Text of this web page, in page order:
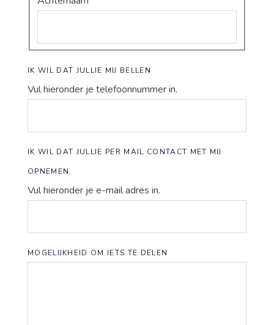
IK WIL DAT JULLIE MIJ BELLEN
Vul hieronder je telefoonnummer in.
IK WIL DAT JULLIE PER MAIL CONTACT MET MIJ
OPNEMEN.
Vul hieronder je e-mail adres in.
MOGELIJKHEID OM IETS TE DELEN